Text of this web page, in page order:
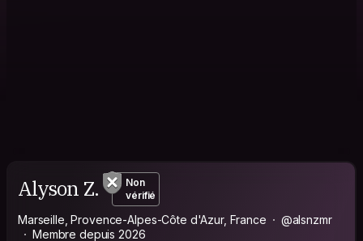
Alyson Z.
Non
vérifié
Marseille, Provence-Alpes-Côte d'Azur, France
@alsnzmr
Membre depuis 2026